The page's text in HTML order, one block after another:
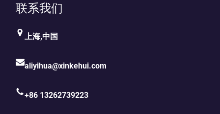
联系我们
上海,中国
aliyihua@xinkehui.com
+86 13262739223